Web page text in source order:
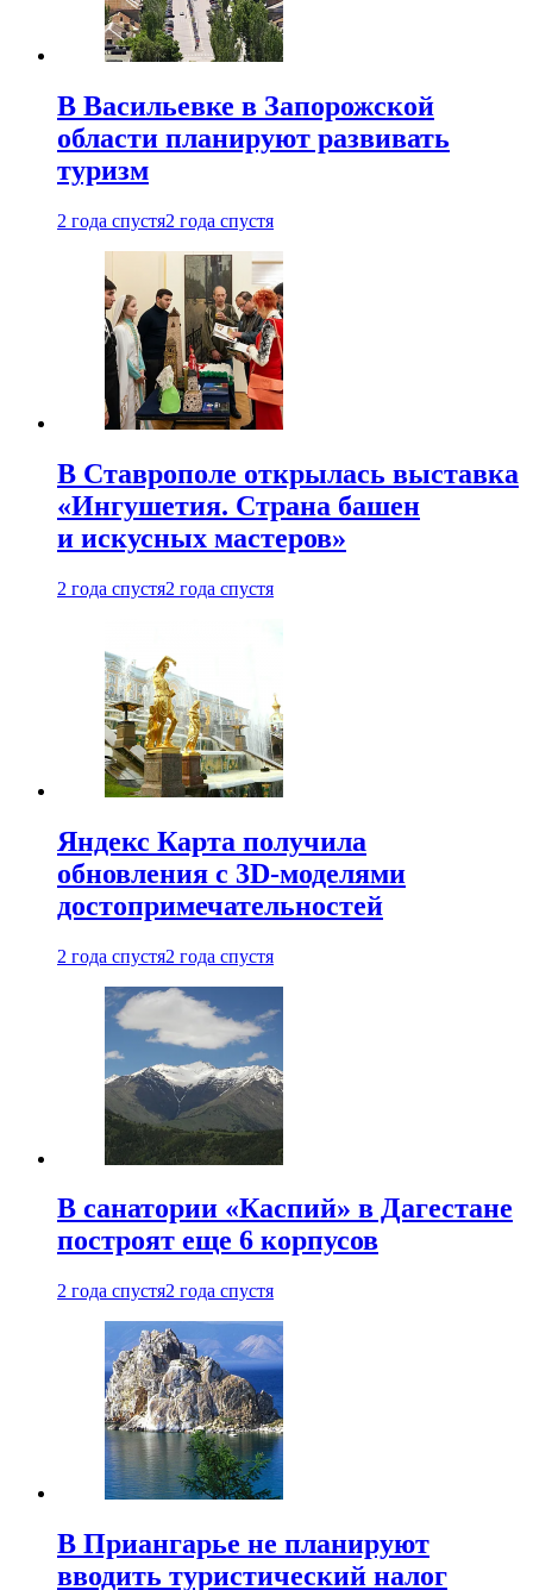
В Васильевке в Запорожской
области планируют развивать
туризм
2 года спустя2 года спустя
В Ставрополе открылась выставка
«Ингушетия. Страна башен
и искусных мастеров»
2 года спустя2 года спустя
Яндекс Карта получила
обновления с 3D-моделями
достопримечательностей
2 года спустя2 года спустя
В санатории «Каспий» в Дагестане
построят еще 6 корпусов
2 года спустя2 года спустя
В Приангарье не планируют
вводить туристический налог